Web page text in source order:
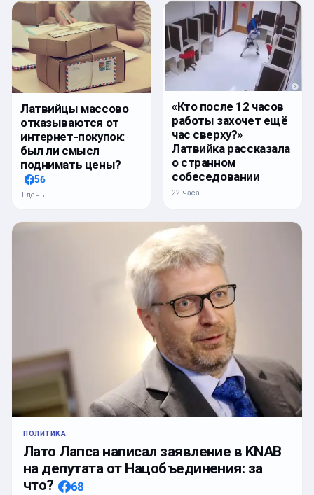
Латвийцы массово
отказываются от
интернет-покупок:
был ли смысл
поднимать цены?
56
1 день
«Кто после 12 часов
работы захочет ещё
час сверху?»
Латвийка рассказала
о странном
собеседовании
22 часа
ПОЛИТИКА
Лато Лапса написал заявление в KNAB
на депутата от Нацобъединения: за
что?
68